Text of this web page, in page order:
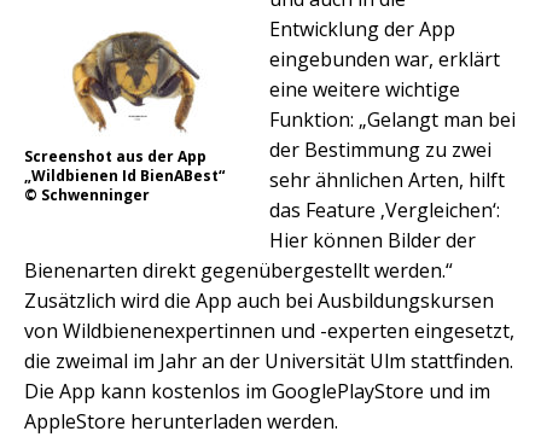
Screenshot aus der App
„Wildbienen Id BienABest“
© Schwenninger
Entwicklung der App
eingebunden war, erklärt
eine weitere wichtige
Funktion: „Gelangt man bei
der Bestimmung zu zwei
sehr ähnlichen Arten, hilft
das Feature ‚Vergleichen‘:
Hier können Bilder der
Bienenarten direkt gegenübergestellt werden.“
Zusätzlich wird die App auch bei Ausbildungskursen
von Wildbienenexpertinnen und -experten eingesetzt,
die zweimal im Jahr an der Universität Ulm stattfinden.
Die App kann kostenlos im GooglePlayStore und im
AppleStore herunterladen werden.